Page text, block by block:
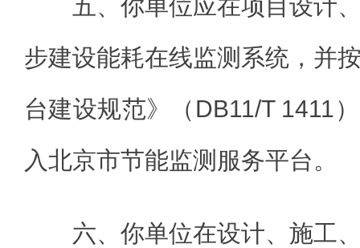
五、你单位应在项目设计
步建设能耗在线监测系统，并
台建设规范》（DB11/T 1411
入北京市节能监测服务平台。
六、你单位在设计、施工